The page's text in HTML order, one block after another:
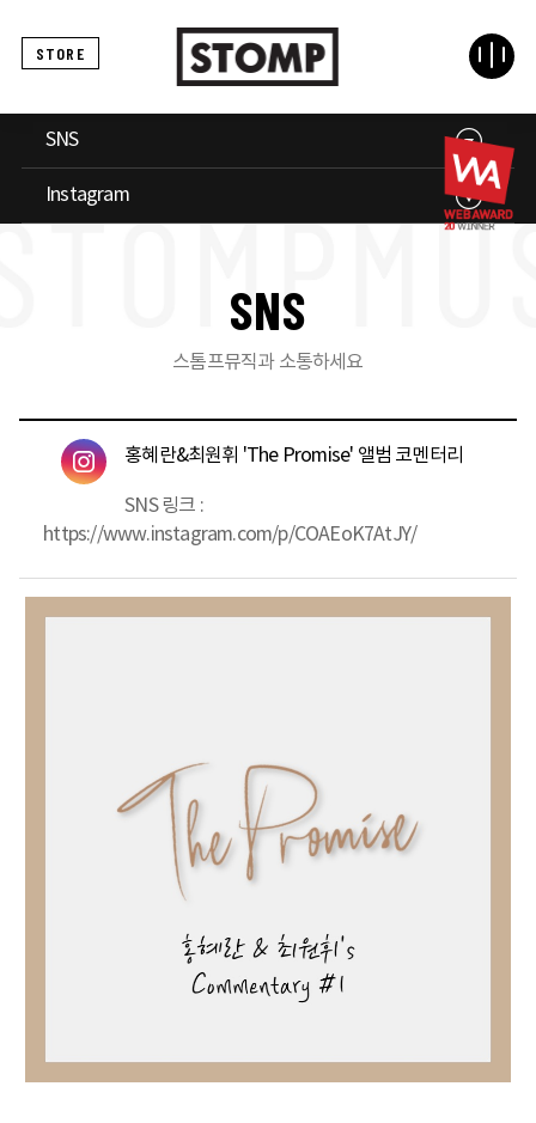
STORE
SNS
Instagram
SNS
스톰프뮤직과 소통하세요
홍혜란&최원휘 'The Promise' 앨범 코멘터리
SNS 링크 :
https://www.instagram.com/p/COAEoK7AtJY/